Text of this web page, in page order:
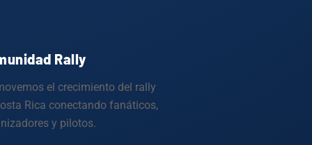
Rally
el crecimiento del rally
Rica conectando fanáticos,
y pilotos.